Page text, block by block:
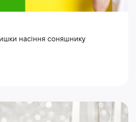
насіння соняшнику